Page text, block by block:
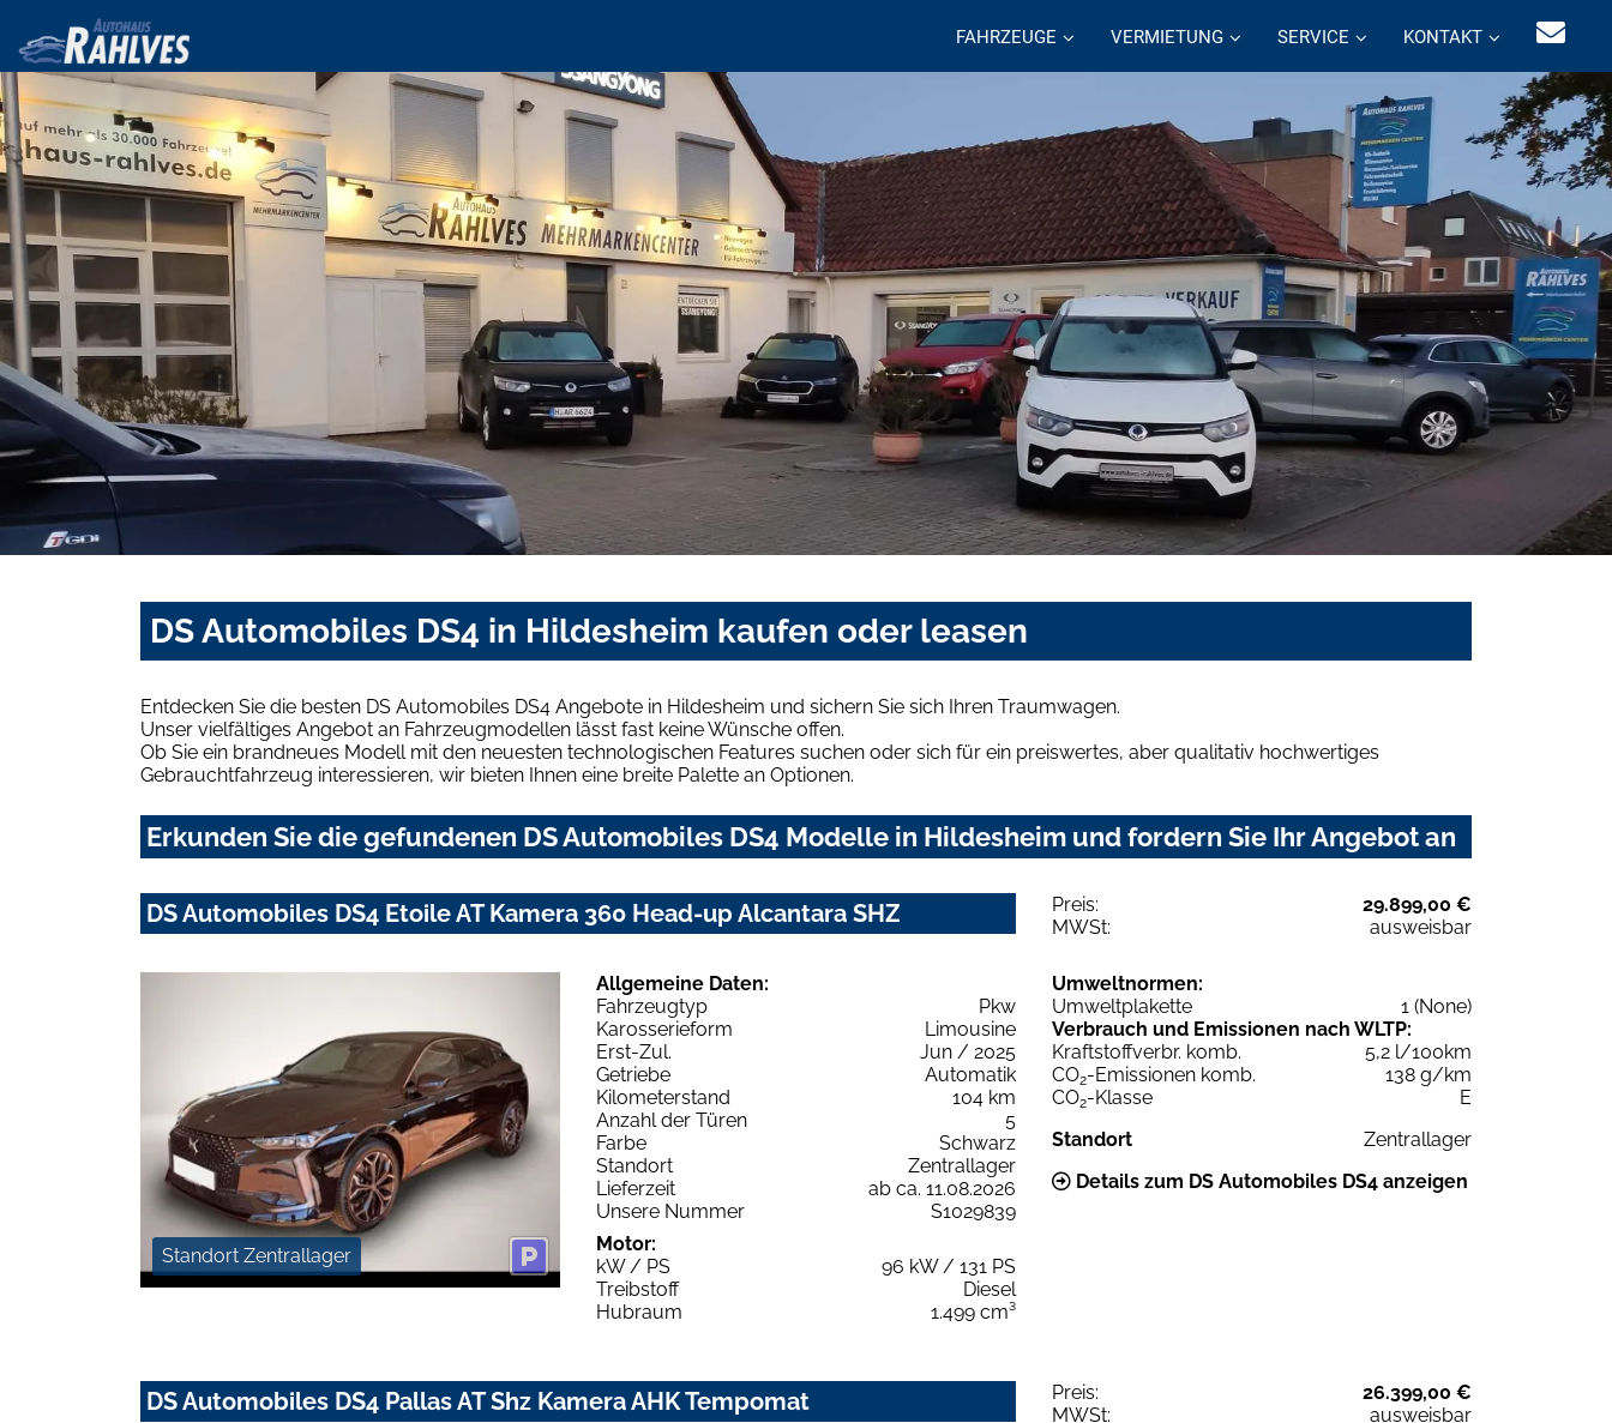
FAHRZEUGE VERMIETUNG SERVICE KONTAKT
DS Automobiles DS4 in Hildesheim kaufen oder leasen
Entdecken Sie die besten DS Automobiles DS4 Angebote in Hildesheim und sichern Sie sich Ihren Traumwagen.
Unser vielfältiges Angebot an Fahrzeugmodellen lässt fast keine Wünsche offen.
Ob Sie ein brandneues Modell mit den neuesten technologischen Features suchen oder sich für ein preiswertes, aber qualitativ hochwertiges
Gebrauchtfahrzeug interessieren, wir bieten Ihnen eine breite Palette an Optionen.
Erkunden Sie die gefundenen DS Automobiles DS4 Modelle in Hildesheim und fordern Sie Ihr Angebot an
DS Automobiles DS4 Etoile AT Kamera 360 Head-up Alcantara SHZ Preis:
29.899,00 €
MWSt:
ausweisbar
Standort Zentrallager
Allgemeine Daten:
Fahrzeugtyp
Pkw
Karosserieform
Limousine
Erst-Zul.
Jun / 2025
Getriebe
Automatik
Kilometerstand
104 km
Anzahl der Türen
5
Farbe
Schwarz
Standort
Zentrallager
Lieferzeit
ab ca. 11.08.2026
Unsere Nummer
S1029839
Motor:
kW / PS
96 kW / 131 PS
Treibstoff
Diesel
Hubraum
1.499 cm³
Umweltnormen:
Umweltplakette
1 (None)
Verbrauch und Emissionen nach WLTP:
Kraftstoffverbr. komb.
5,2 l/100km
CO2-Emissionen komb.
138 g/km
CO2-Klasse
E
Standort
Zentrallager
Details zum DS Automobiles DS4 anzeigen
DS Automobiles DS4 Pallas AT Shz Kamera AHK Tempomat Preis:
26.399,00 €
MWSt:
ausweisbar